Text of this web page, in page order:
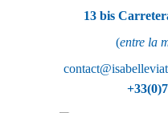
13 bis
(entre la